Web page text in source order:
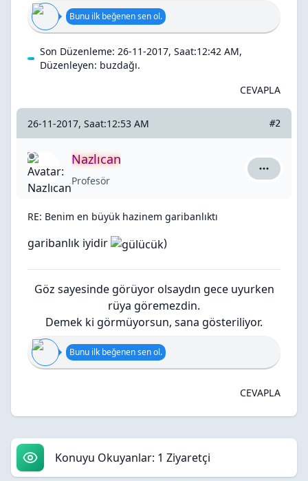
Bunu ilk beğenen sen ol.
Son Düzenleme: 26-11-2017, Saat:12:42 AM,
Düzenleyen: buzdağı.
CEVAPLA
26-11-2017, Saat:12:53 AM #2
Nazlıcan
Profesör Nazlıcan
RE: Benim en büyük hazinem garibanlıktı
garibanlık iyidir )
Göz sayesinde görüyor olsaydın gece uyurken
rüya göremezdin.
Demek ki görmüyorsun, sana gösteriliyor.
Bunu ilk beğenen sen ol.
CEVAPLA
Konuyu Okuyanlar: 1 Ziyaretçi